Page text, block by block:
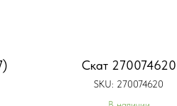
Скат 270074620
SKU: 270074620